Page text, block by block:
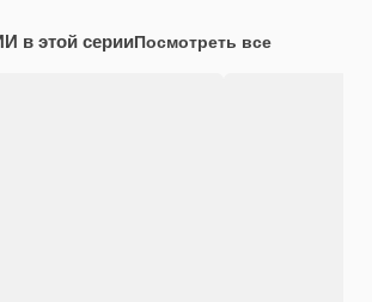
в этой серииПосмотреть все